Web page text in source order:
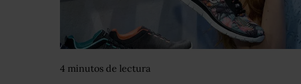
4 minutos de lectura